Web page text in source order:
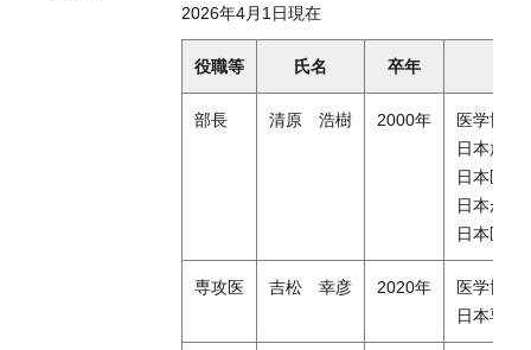
2026年4月1日現在
役職等 氏名 卒年
部長 清原 浩樹 2000年
医学博士
日本放射
日本医学
日本が
日本医
専攻医 吉松 幸彦 2020年
医学博士
日本専